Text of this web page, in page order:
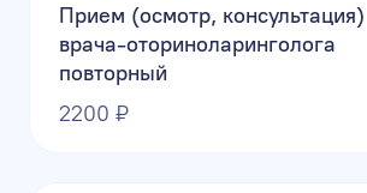
Прием (осмотр, консультация)
врача-оториноларинголога
повторный
2200 ₽